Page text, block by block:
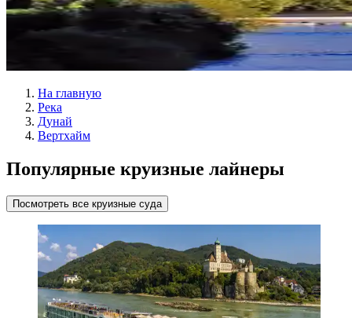
На главную
Река
Дунай
Вертхайм
Популярные круизные лайнеры
Посмотреть все круизные суда